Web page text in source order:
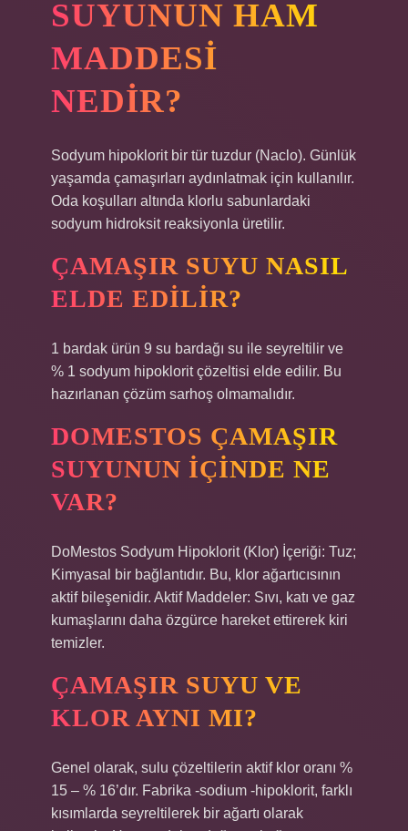
SUYUNUN HAM
MADDESI
NEDIR?
Sodyum hipoklorit bir tür tuzdur (Naclo). Günlük
yaşamda çamaşırları aydınlatmak için kullanılır.
Oda koşulları altında klorlu sabunlardaki
sodyum hidroksit reaksiyonla üretilir.
ÇAMAŞIR SUYU NASIL
ELDE EDILIR?
1 bardak ürün 9 su bardağı su ile seyreltilir ve
% 1 sodyum hipoklorit çözeltisi elde edilir. Bu
hazırlanan çözüm sarhoş olmamalıdır.
DOMESTOS ÇAMAŞIR
SUYUNUN IÇINDE NE
VAR?
DoMestos Sodyum Hipoklorit (Klor) İçeriği: Tuz;
Kimyasal bir bağlantıdır. Bu, klor ağartıcısının
aktif bileşenidir. Aktif Maddeler: Sıvı, katı ve gaz
kumaşlarını daha özgürce hareket ettirerek kiri
temizler.
ÇAMAŞIR SUYU VE
KLOR AYNI MI?
Genel olarak, sulu çözeltilerin aktif klor oranı %
15 – % 16’dır. Fabrika -sodium -hipoklorit, farklı
kısımlarda seyreltilerek bir ağartı olarak